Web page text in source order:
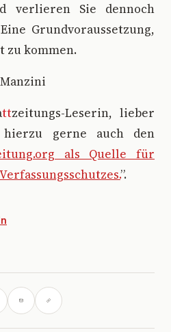
verlieren Sie dennoch
Grundvoraussetzung,
zu kommen.
ttzeitungs-Leserin, lieber
hierzu gerne auch den
als Quelle für
”.